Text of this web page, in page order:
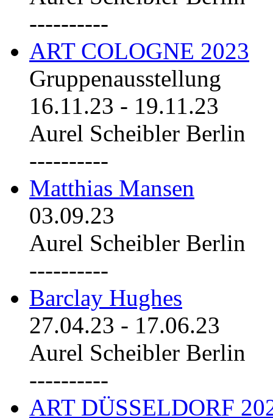
----------
ART COLOGNE 2023
Gruppenausstellung
16.11.23 - 19.11.23
Aurel Scheibler Berlin
----------
Matthias Mansen
03.09.23
Aurel Scheibler Berlin
----------
Barclay Hughes
27.04.23 - 17.06.23
Aurel Scheibler Berlin
----------
ART DÜSSELDORF